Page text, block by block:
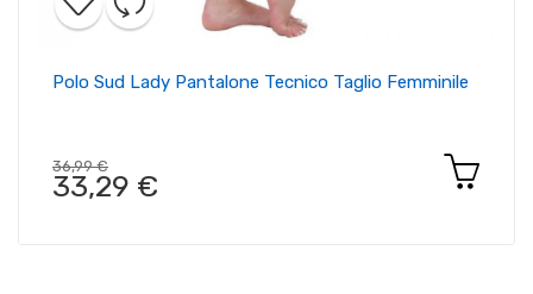
Polo Sud Lady Pantalone Tecnico Taglio Femminile
36,99 €
33,29 €